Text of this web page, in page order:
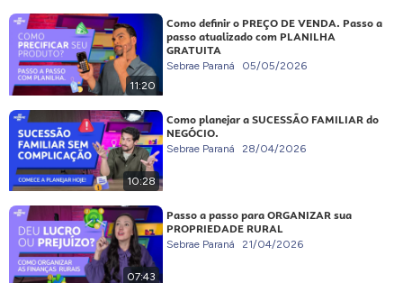
11:20
Como definir o PREÇO DE VENDA. Passo a
passo atualizado com PLANILHA
GRATUITA
Sebrae Paraná 05/05/2026
10:28
Como planejar a SUCESSÃO FAMILIAR do
NEGÓCIO.
Sebrae Paraná 28/04/2026
07:43
Passo a passo para ORGANIZAR sua
PROPRIEDADE RURAL
Sebrae Paraná 21/04/2026